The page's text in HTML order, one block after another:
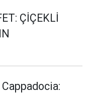
ÇİÇEKLİ